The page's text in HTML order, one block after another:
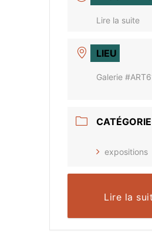
Lire la suite
LIEU
Galerie
CATÉGORIE
expositions
Lire la